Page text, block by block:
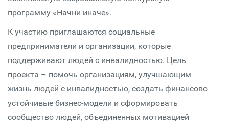
программу «Начни иначе».
К участию приглашаются социальные
предприниматели и организации, которые
поддерживают людей с инвалидностью. Цель
проекта – помочь организациям, улучшающим
жизнь людей с инвалидностью, создать финансово
устойчивые бизнес-модели и сформировать
сообщество людей, объединенных мотивацией